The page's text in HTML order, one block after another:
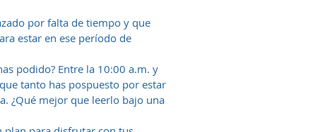
por falta de tiempo y que
estar en ese período de
podido? Entre la 10:00 a.m. y
tanto has pospuesto por estar
¿Qué mejor que leerlo bajo una